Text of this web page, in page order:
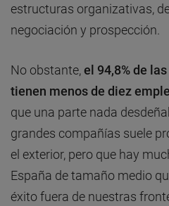
estructuras organizativas,
negociación y prospección.
No obstante,el 94,8% de
tienen menos de diez
que una parte nada
grandes compañías suele
el exterior, pero que hay
España de tamaño medio
éxito fuera de nuestras